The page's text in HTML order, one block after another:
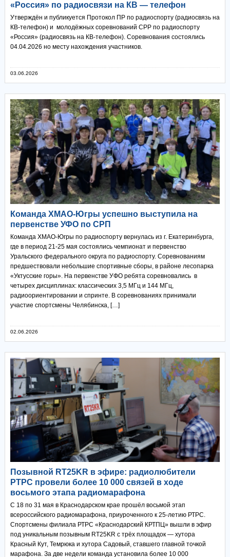
«Россия» по радиосвязи на КВ — телефон
Утверждён и публикуется Протокол ПР по радиоспорту (радиосвязь на
КВ-телефон) и молодёжных соревнований СРР по радиоспорту
«Россия» (радиосвязь на КВ-телефон). Соревнования состоялись
04.04.2026 но месту нахождения участников.
03.06.2026
Команда ХМАО-Югры успешно выступила на
первенстве УФО по СРП
Команда ХМАО-Югры по радиоспорту вернулась из г. Екатеринбурга,
где в период 21-25 мая состоялись чемпионат и первенство
Уральского федерального округа по радиоспорту. Соревнованиям
предшествовали небольшие спортивные сборы, в районе лесопарка
«Уктусские горы». На первенстве УФО ребята соревновались в
четырех дисциплинах: классических 3,5 МГц и 144 МГц,
радиоориентировании и спринте. В соревнованиях принимали
участие спортсмены Челябинска, […]
02.06.2026
Позывной RT25KR в эфире: радиолюбители
РТРС провели более 10 000 связей в ходе
восьмого этапа радиомарафона
С 18 по 31 мая в Краснодарском крае прошёл восьмой этап
всероссийского радиомарафона, приуроченного к 25-летию РТРС.
Спортсмены филиала РТРС «Краснодарский КРТПЦ» вышли в эфир
под уникальным позывным RT25KR с трёх площадок — хутора
Красный Кут, Темрюка и хутора Садовый, ставшего главной точкой
марафона. За две недели команда установила более 10 000